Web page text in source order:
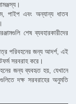
পাইপ এবং অন্যান্য ধাতব
শেষ ব্যবহারকারীদের
পরিবহনের জন্য আদর্শ, এই
সরবরাহ করে।
জন্য ব্যবহৃত হয়, যেখানে
দক্ষ সরবরাহের অনুমতি